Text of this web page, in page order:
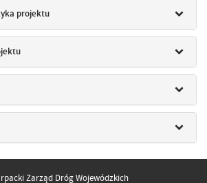
projektu
Zarząd Dróg Wojewódzkich